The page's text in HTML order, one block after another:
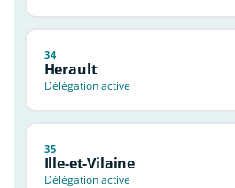
34
Herault
Délégation active
35
Ille-et-Vilaine
Délégation active